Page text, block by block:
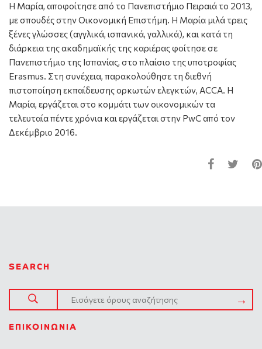
Η Μαρία, αποφοίτησε από το Πανεπιστήμιο Πειραιά το 2013,
με σπουδές στην Οικονομική Επιστήμη. Η Μαρία μιλά τρεις
ξένες γλώσσες (αγγλικά, ισπανικά, γαλλικά), και κατά τη
διάρκεια της ακαδημαϊκής της καριέρας φοίτησε σε
Πανεπιστήμιο της Ισπανίας, στο πλαίσιο της υποτροφίας
Erasmus. Στη συνέχεια, παρακολούθησε τη διεθνή
πιστοποίηση εκπαίδευσης ορκωτών ελεγκτών, ACCA. Η
Μαρία, εργάζεται στο κομμάτι των οικονομικών τα
τελευταία πέντε χρόνια και εργάζεται στην PwC από τον
Δεκέμβριο 2016.
SEARCH
ΕΠΙΚΟΙΝΩΝΊΑ